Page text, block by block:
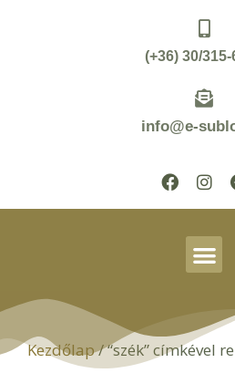
(+36) 30/315-
info@e-
Kezdőlap/ “szék” címkével